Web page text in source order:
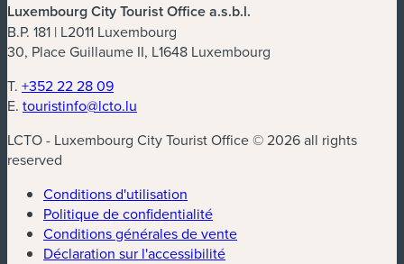
Luxembourg City Tourist Office a.s.b.l.
B.P. 181 | L2011 Luxembourg
30, Place Guillaume II, L1648 Luxembourg
T. +352 22 28 09
E. touristinfo@lcto.lu
LCTO - Luxembourg City Tourist Office © 2026 all rights
reserved
Conditions d'utilisation
Politique de confidentialité
Conditions générales de vente
Déclaration sur l'accessibilité